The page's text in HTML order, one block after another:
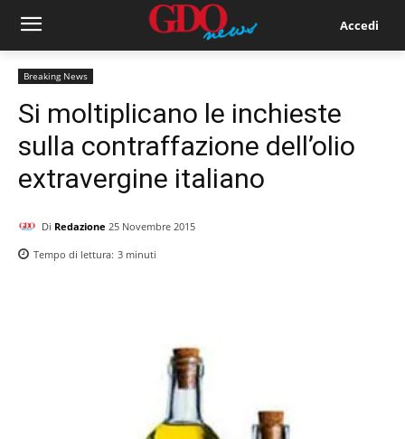
Accedi
Breaking News
Si moltiplicano le inchieste
sulla contraffazione dell’olio
extravergine italiano
Di Redazione 25 Novembre 2015
Tempo di lettura: 3 minuti